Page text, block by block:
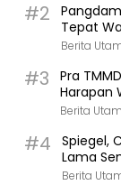
#2
Tepat
Berita
#3
Pra
Harapan
Berita
#4
Spiegel,
Lama
Berita